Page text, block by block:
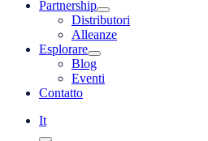
Partnership
Distributori
Alleanze
Esplorare
Blog
Eventi
Contatto
It